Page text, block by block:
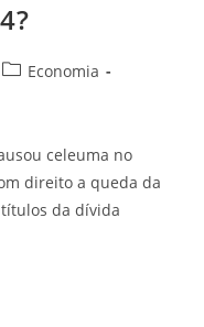
Economia
celeuma no
direito a queda da
da dívida